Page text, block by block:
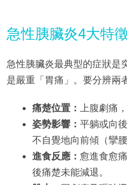
急性胰臟炎4大特
急性胰臟炎最典型的症狀是
是嚴重「胃痛」。要分辨兩
痛楚位置：
上腹劇痛
姿勢影響： 平躺或向
不自覺地向前傾（攣
進食反應： 愈進食愈
後痛楚未能減退。